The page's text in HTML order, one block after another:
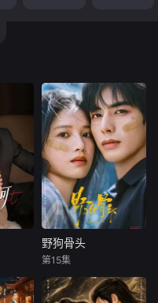
野狗骨头
梁靖康
野狗骨头
第15集